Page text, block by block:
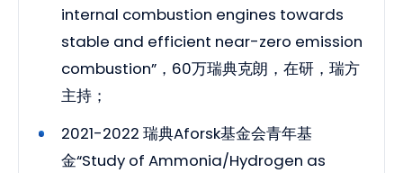
internal combustion engines towards
stable and efficient near-zero emission
combustion”，60万瑞典克朗，在研，瑞方
主持；
2021-2022 瑞典Aforsk基金会青年基
金“Study of Ammonia/Hydrogen as